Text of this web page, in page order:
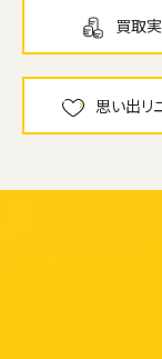
買取
思い出リ